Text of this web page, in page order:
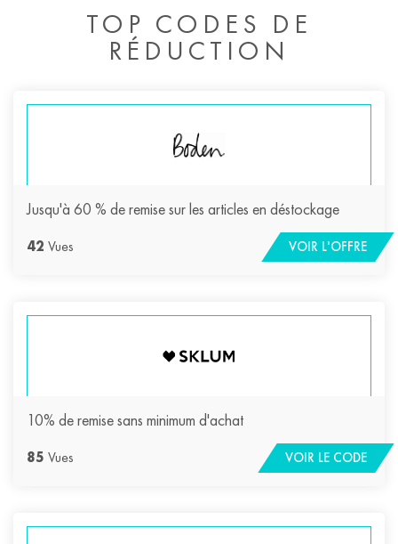
TOP CODES DE
RÉDUCTION
Jusqu'à 60 % de remise sur les articles en déstockage
42 Vues VOIR L'OFFRE
10% de remise sans minimum d'achat
85 Vues VOIR LE CODE